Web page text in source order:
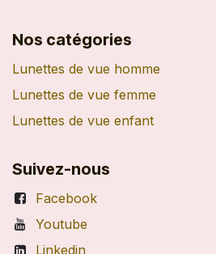
Nos catégories
Lunettes de vue homme
Lunettes de vue femme
Lunettes de vue enfant
Suivez-nous
Facebook
Youtube
Linkedin